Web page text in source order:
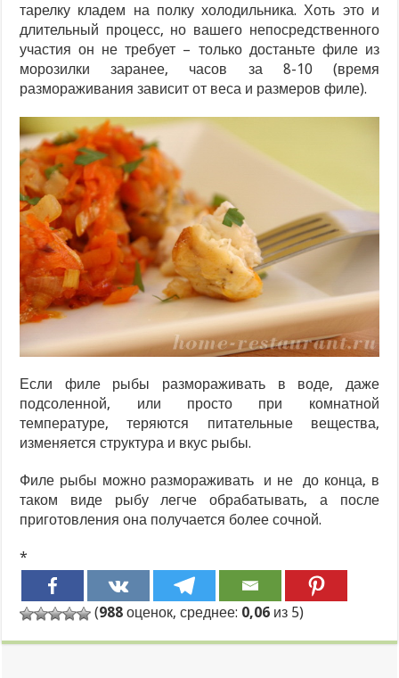
тарелку кладем на полку холодильника. Хоть это и
длительный процесс, но вашего непосредственного
участия он не требует – только достаньте филе из
морозилки заранее, часов за 8-10 (время
размораживания зависит от веса и размеров филе).
Если филе рыбы размораживать в воде, даже
подсоленной, или просто при комнатной
температуре, теряются питательные вещества,
изменяется структура и вкус рыбы.
Филе рыбы можно размораживать и не до конца, в
таком виде рыбу легче обрабатывать, а после
приготовления она получается более сочной.
*
(988 оценок, среднее: 0,06 из 5)